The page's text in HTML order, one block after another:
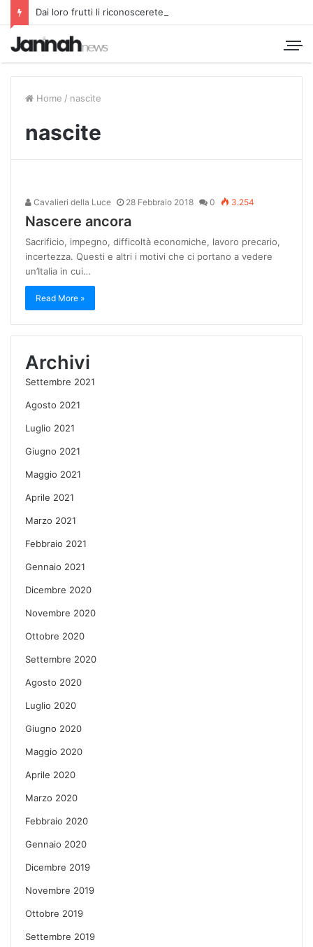
Dai loro frutti li riconoscerete
Home / nascite
nascite
Cavalieri della Luce 28 Febbraio 2018 0 3.254
Nascere ancora
Sacrificio, impegno, difficoltà economiche, lavoro precario,
incertezza. Questi e altri i motivi che ci portano a vedere
un’Italia in cui…
Read More »
Archivi
Settembre 2021
Agosto 2021
Luglio 2021
Giugno 2021
Maggio 2021
Aprile 2021
Marzo 2021
Febbraio 2021
Gennaio 2021
Dicembre 2020
Novembre 2020
Ottobre 2020
Settembre 2020
Agosto 2020
Luglio 2020
Giugno 2020
Maggio 2020
Aprile 2020
Marzo 2020
Febbraio 2020
Gennaio 2020
Dicembre 2019
Novembre 2019
Ottobre 2019
Settembre 2019